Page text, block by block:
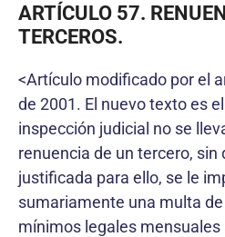
ARTÍCULO 57.
TERCEROS.
<Artículo modificado por el
de 2001. El nuevo texto es
inspección judicial no se
renuencia de un tercero, sin
justificada para ello, se le
sumariamente una multa
mínimos legales mensuales